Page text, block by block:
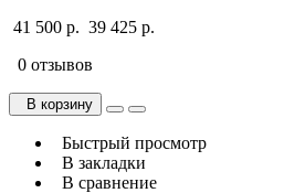
41 500 р. 39 425 р.
0 отзывов
В корзину
Быстрый просмотр
В закладки
В сравнение